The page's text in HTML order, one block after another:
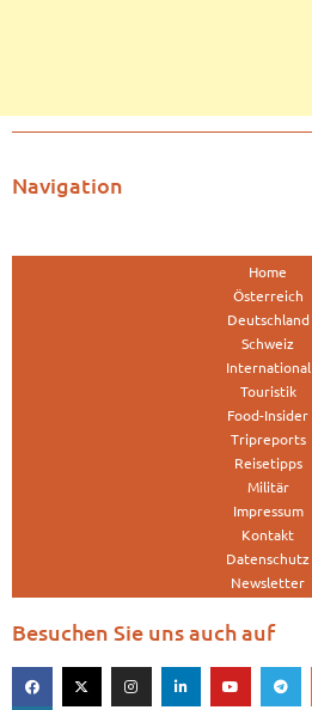
Navigation
Home
Österreich
Deutschland
Schweiz
International
Touristik
Food-Insider
Tripreports
Reisetipps
Militär
Impressum
Kontakt
Datenschutz
Newsletter
Besuchen Sie uns auch auf